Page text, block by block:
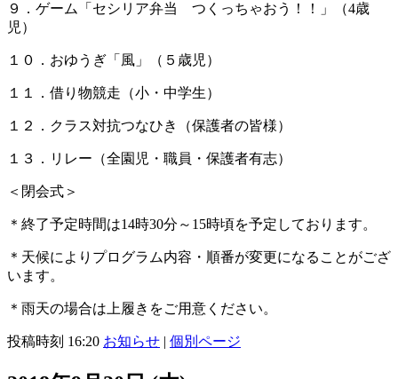
９．ゲーム「セシリア弁当 つくっちゃおう！！」（4歳
児）
１０．おゆうぎ「風」（５歳児）
１１．借り物競走（小・中学生）
１２．クラス対抗つなひき（保護者の皆様）
１３．リレー（全園児・職員・保護者有志）
＜閉会式＞
＊終了予定時間は14時30分～15時頃を予定しております。
＊天候によりプログラム内容・順番が変更になることがござ
います。
＊雨天の場合は上履きをご用意ください。
投稿時刻 16:20 お知らせ | 個別ページ